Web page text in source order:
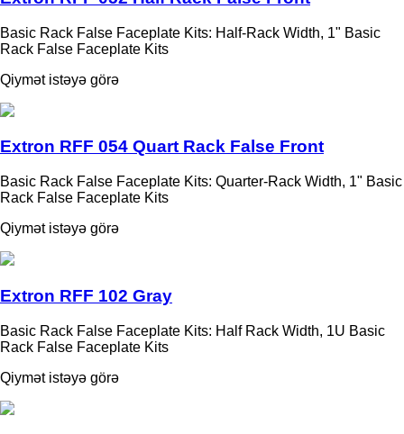
Basic Rack False Faceplate Kits: Half-Rack Width, 1" Basic
Rack False Faceplate Kits
Qiymət istəyə görə
Extron RFF 054 Quart Rack False Front
Basic Rack False Faceplate Kits: Quarter-Rack Width, 1" Basic
Rack False Faceplate Kits
Qiymət istəyə görə
Extron RFF 102 Gray
Basic Rack False Faceplate Kits: Half Rack Width, 1U Basic
Rack False Faceplate Kits
Qiymət istəyə görə